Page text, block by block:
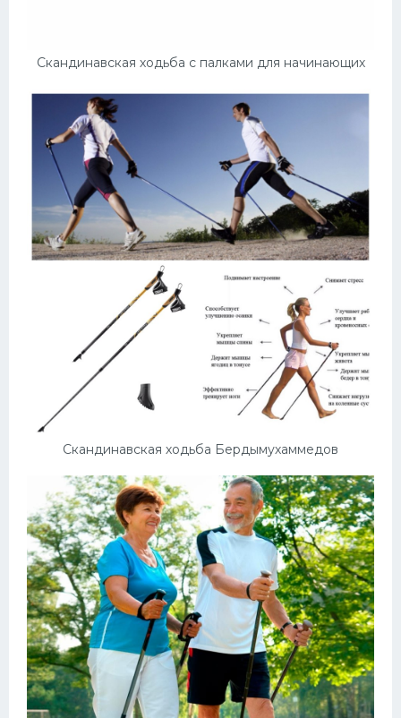
Скандинавская ходьба с палками для начинающих
Скандинавская ходьба Бердымухаммедов